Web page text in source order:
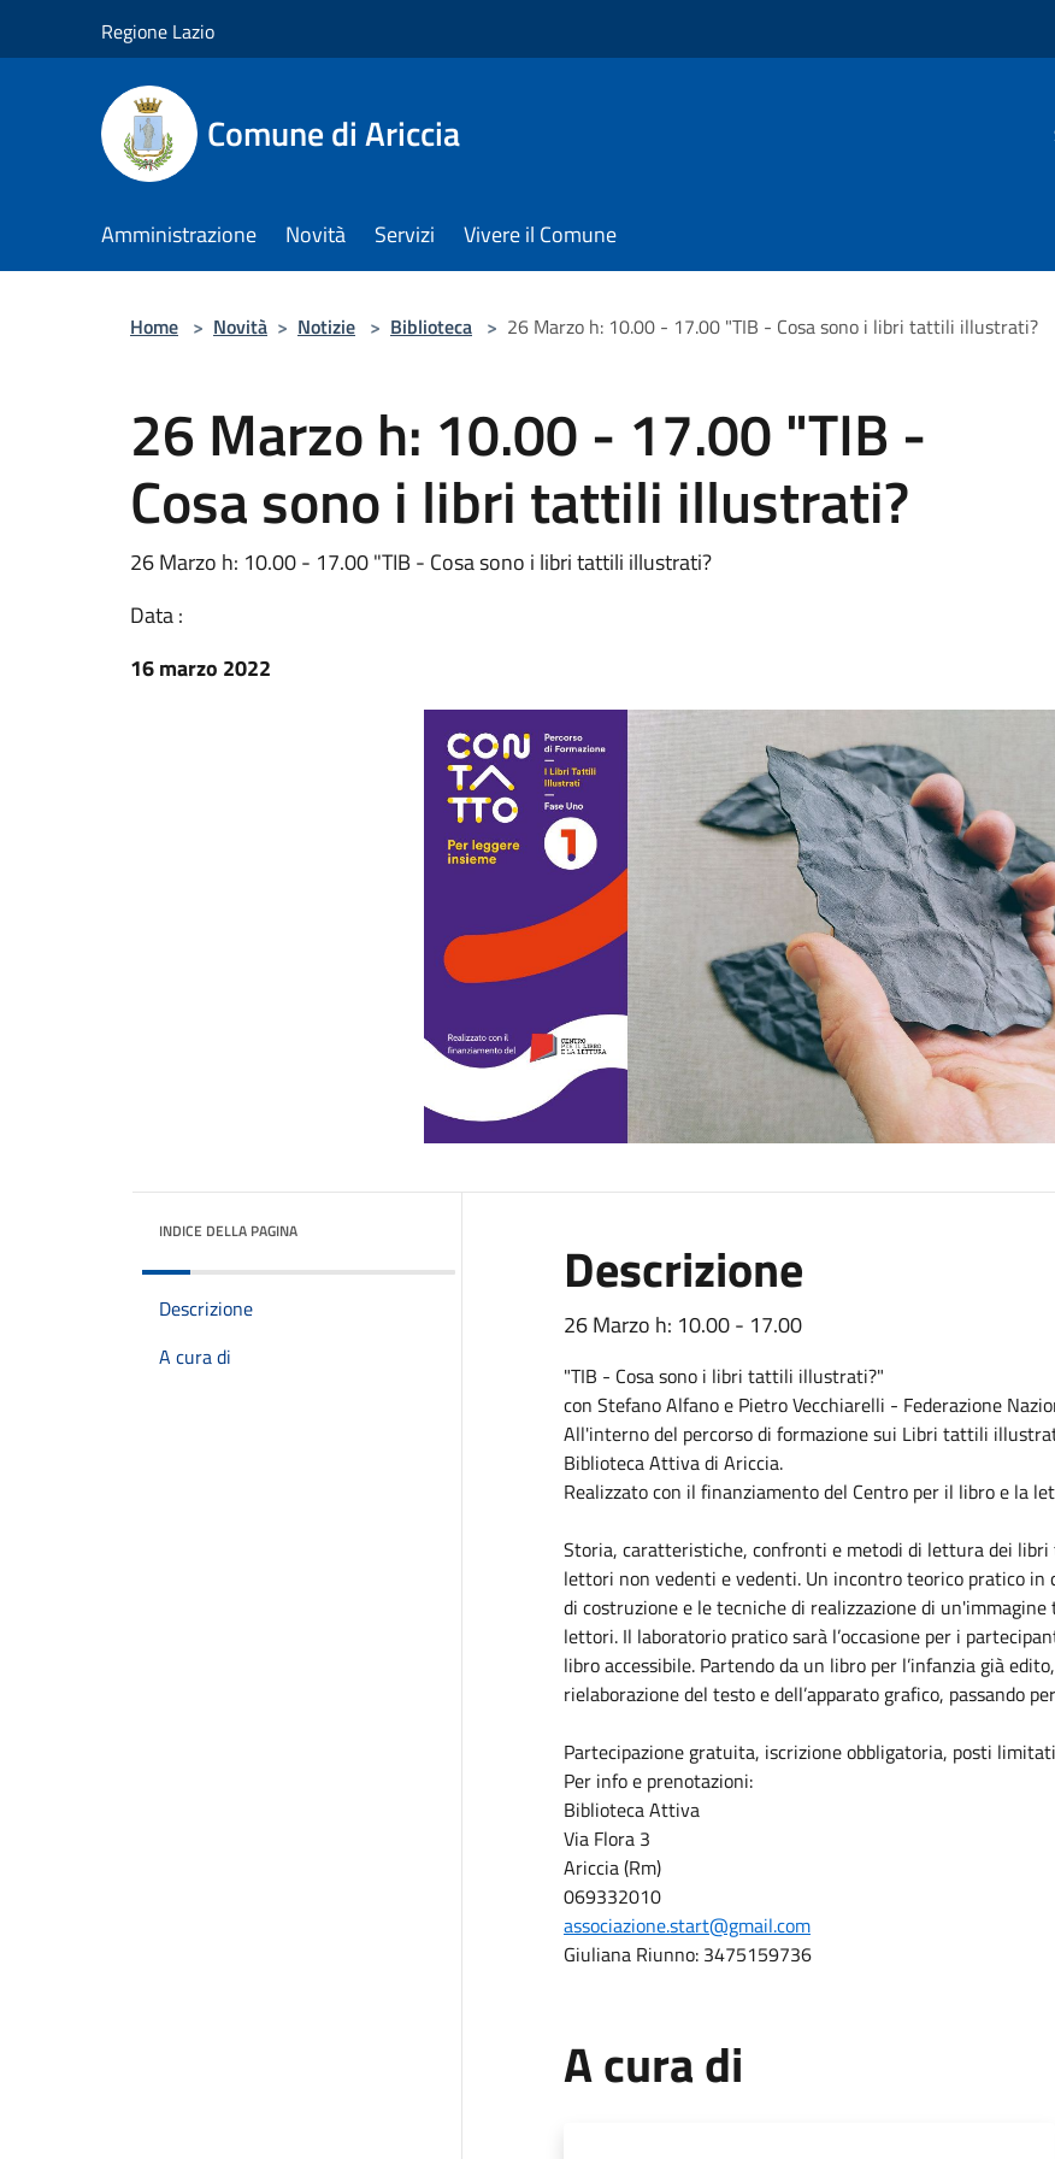
Regione Lazio
Comune di Ariccia
Amministrazione Novità Servizi Vivere il Comune
Home > Novità > Notizie > Biblioteca > 26 Marzo h: 10.00 - 17.00 "TIB - Cosa sono i libri tattili illustrati?
26 Marzo h: 10.00 - 17.00 "TIB -
Cosa sono i libri tattili illustrati?
26 Marzo h: 10.00 - 17.00 "TIB - Cosa sono i libri tattili illustrati?
Data :
16 marzo 2022
INDICE DELLA PAGINA
Descrizione
A cura di
Descrizione
26 Marzo h: 10.00 - 17.00
"TIB - Cosa sono i libri tattili illustrati?"
con Stefano Alfano e Pietro Vecchiarelli - Federazione
All'interno del percorso di formazione sui Libri tattili
Biblioteca Attiva di Ariccia.
Realizzato con il finanziamento del Centro per il libro e la
Storia, caratteristiche, confronti e metodi di lettura dei
lettori non vedenti e vedenti. Un incontro teorico pratico
di costruzione e le tecniche di realizzazione di
lettori. Il laboratorio pratico sarà l’occasione per i
libro accessibile. Partendo da un libro per l’infanzia già
rielaborazione del testo e dell’apparato grafico, passando
Partecipazione gratuita, iscrizione obbligatoria, posti
Per info e prenotazioni:
Biblioteca Attiva
Via Flora 3
Ariccia (Rm)
069332010
associazione.start@gmail.com
Giuliana Riunno: 3475159736
A cura di